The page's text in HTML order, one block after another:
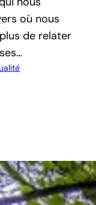
où nous
de relater